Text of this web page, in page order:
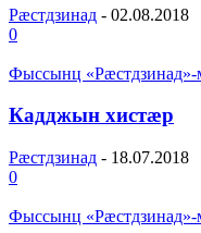
Рæстдзинад - 02.08.2018
0
Фыссынц
Кадджын хистæр
Рæстдзинад - 18.07.2018
0
Фыссынц